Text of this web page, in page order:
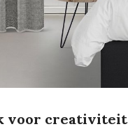
voor creativiteit